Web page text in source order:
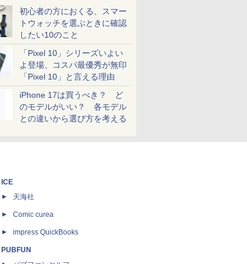
初心者の方におくる、スマー
トウォッチを選ぶときに確認
したい10のこと
「Pixel 10」シリーズいよい
よ登場、コスパ最優秀が無印
「Pixel 10」と言える理由
iPhone 17は買うべき？ ど
のモデルがいい？ 各モデル
との違いから選び方を考える
ICE
天海社
Comic curea
impress QuickBooks
PUBFUN